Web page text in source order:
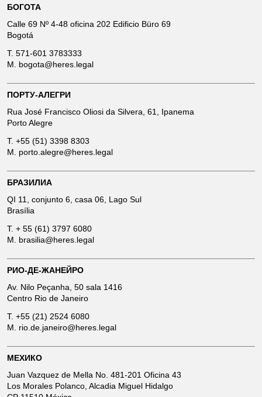
БОГОТА
Calle 69 Nº 4-48 oficina 202 Edificio Büro 69
Bogotá
T. 571-601 3783333
M. bogota@heres.legal
ПОРТУ-АЛЕГРИ
Rua José Francisco Oliosi da Silvera, 61, Ipanema
Porto Alegre
T. +55 (51) 3398 8303
M. porto.alegre@heres.legal
БРАЗИЛИА
QI 11, conjunto 6, casa 06, Lago Sul
Brasília
T. + 55 (61) 3797 6080
M. brasilia@heres.legal
РИО-ДЕ-ЖАНЕЙРО
Av. Nilo Peçanha, 50 sala 1416
Centro Rio de Janeiro
T. +55 (21) 2524 6080
M. rio.de.janeiro@heres.legal
МЕХИКО
Juan Vazquez de Mella No. 481-201 Oficina 43
Los Morales Polanco, Alcadia Miguel Hidalgo